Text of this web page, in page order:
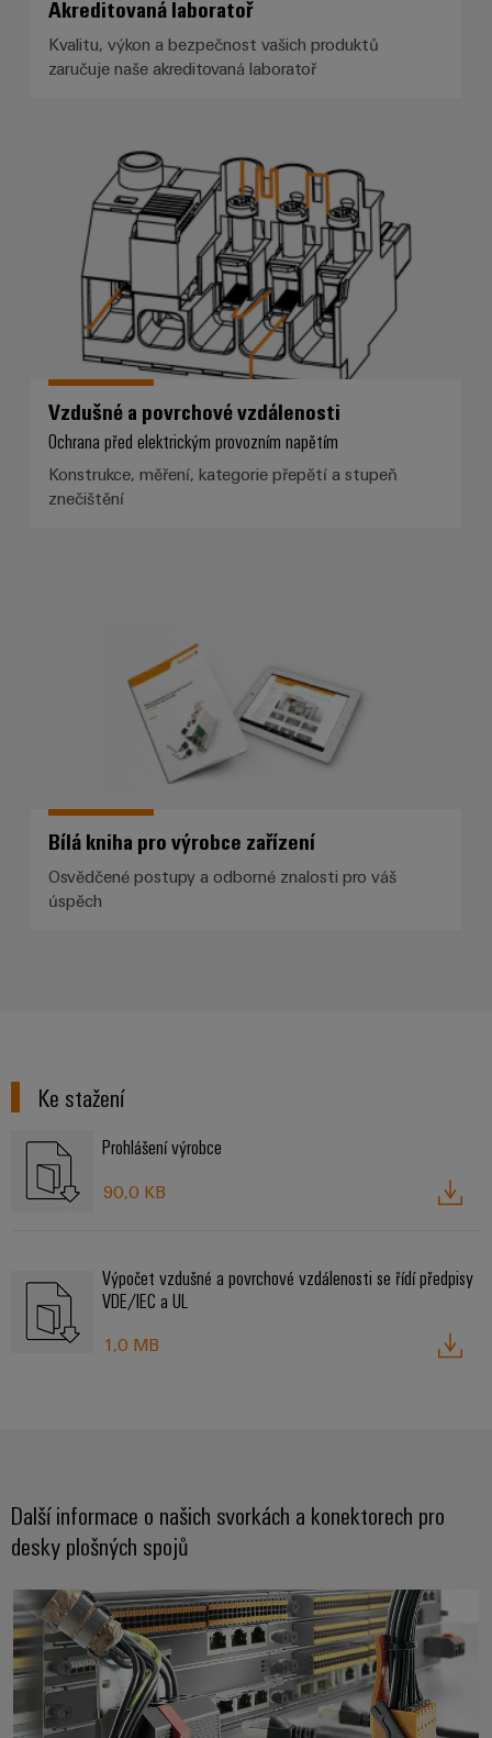
Akreditovaná laboratoř
Kvalitu, výkon a bezpečnost vašich produktů
zaručuje naše akreditovaná laboratoř
Vzdušné a povrchové vzdálenosti
Vzdušné a povrchové vzdálenosti
Ochrana před elektrickým provozním napětím
Konstrukce, měření, kategorie přepětí a stupeň
znečištění
Bílá kniha pro výrobce zařízení
Osvědčené postupy a odborné znalosti pro váš
úspěch
Ke stažení
Prohlášení výrobce
90,0 KB
Výpočet vzdušné a povrchové vzdálenosti se řídí předpisy
VDE/IEC a UL
1,0 MB
Další informace o našich svorkách a konektorech pro
desky plošných spojů
Vždy spojení napřed.